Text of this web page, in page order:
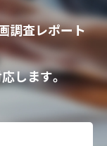
調査レポート
します。